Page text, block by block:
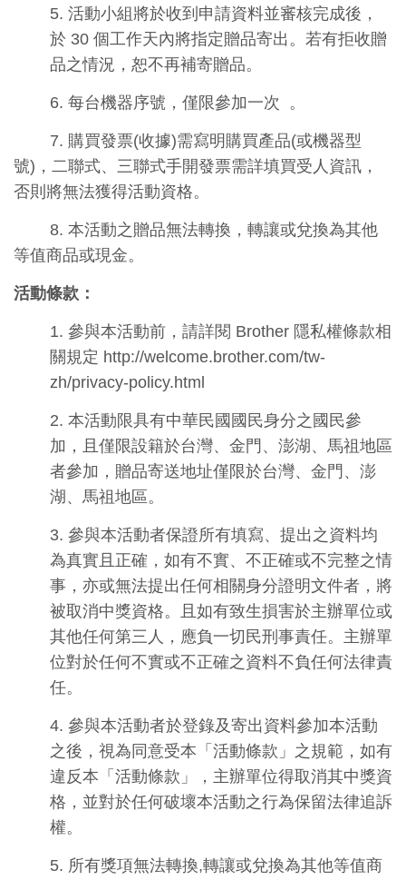
5. 活動小組將於收到申請資料並審核完成後，
於 30 個工作天內將指定贈品寄出。若有拒收贈
品之情況，恕不再補寄贈品。
6. 每台機器序號，僅限參加一次 。
7. 購買發票(收據)需寫明購買產品(或機器型
號) ，二聯式、三聯式手開發票需詳填買受人資訊，
否則將無法獲得活動資格。
8. 本活動之贈品無法轉換，轉讓或兌換為其他
等值商品或現金。
活動條款：
1. 參與本活動前，請詳閱 Brother 隱私權條款相
關規定 http://welcome.brother.com/tw-
zh/privacy-policy.html
2. 本活動限具有中華民國國民身分之國民參
加，且僅限設籍於台灣、金門、澎湖、馬祖地區
者參加，贈品寄送地址僅限於台灣、金門、澎
湖、馬祖地區。
3. 參與本活動者保證所有填寫、提出之資料均
為真實且正確，如有不實、不正確或不完整之情
事，亦或無法提出任何相關身分證明文件者，將
被取消中獎資格。且如有致生損害於主辦單位或
其他任何第三人，應負一切民刑事責任。主辦單
位對於任何不實或不正確之資料不負任何法律責
任。
4. 參與本活動者於登錄及寄出資料參加本活動
之後，視為同意受本「活動條款」之規範，如有
違反本「活動條款」，主辦單位得取消其中獎資
格，並對於任何破壞本活動之行為保留法律追訴
權。
5. 所有獎項無法轉換,轉讓或兌換為其他等值商